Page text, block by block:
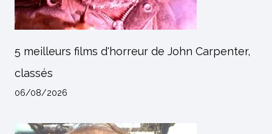
5 meilleurs films d'horreur de John Carpenter,
classés
06/08/2026